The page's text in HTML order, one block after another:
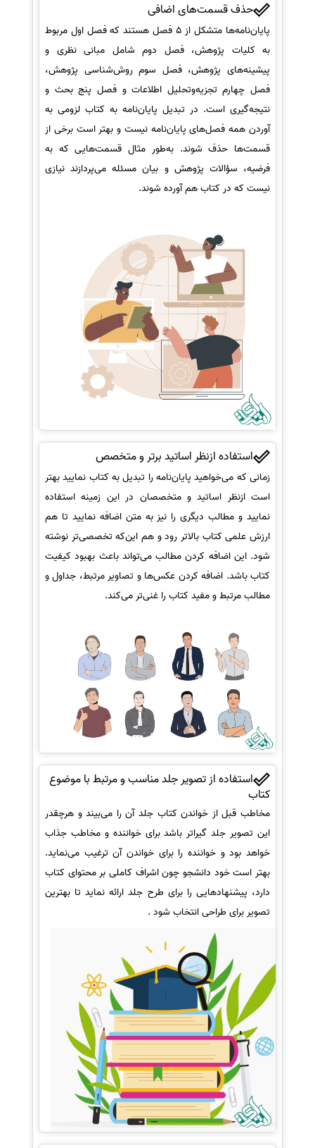
حذف قسمت‌های اضافی
پایان‌نامه‌ها متشکل از 5 فصل هستند که فصل اول مربوط
به کلیات پژوهش، فصل دوم شامل مبانی نظری و
پیشینه‌های پژوهش، فصل سوم روش‌شناسی پژوهش،
فصل چهارم تجزیه‌وتحلیل اطلاعات و فصل پنج بحث و
نتیجه‌گیری است. در تبدیل پایان‌نامه به کتاب لزومی به
آوردن همه فصل‌های پایان‌نامه نیست و بهتر است برخی از
قسمت‌ها حذف شوند. به‌طور مثال قسمت‌هایی که به
فرضیه، سؤالات پژوهش و بیان مسئله می‌پردازند نیازی
نیست که در کتاب هم آورده شوند.
استفاده ازنظر اساتید برتر و متخصص
زمانی که می‌خواهید پایان‌نامه را تبدیل به کتاب نمایید بهتر
است ازنظر اساتید و متخصصان در این زمینه استفاده
نمایید و مطالب دیگری را نیز به متن اضافه نمایید تا هم
ارزش علمی کتاب بالاتر رود و هم این‌که تخصصی‌تر نوشته
شود. این اضافه کردن مطالب می‌تواند باعث بهبود کیفیت
کتاب باشد. اضافه کردن عکس‌ها و تصاویر مرتبط، جداول و
مطالب مرتبط و مفید کتاب را غنی‌تر می‌کند.
استفاده از تصویر جلد مناسب و مرتبط با موضوع
کتاب
مخاطب قبل از خواندن کتاب جلد آن را می‌بیند و هرچقدر
این تصویر جلد گیراتر باشد برای خواننده و مخاطب جذاب
خواهد بود و خواننده را برای خواندن آن ترغیب می‌نماید.
بهتر است خود دانشجو چون اشراف کاملی بر محتوای کتاب
دارد، پیشنهادهایی را برای طرح جلد ارائه نماید تا بهترین
تصویر برای طراحی انتخاب شود .